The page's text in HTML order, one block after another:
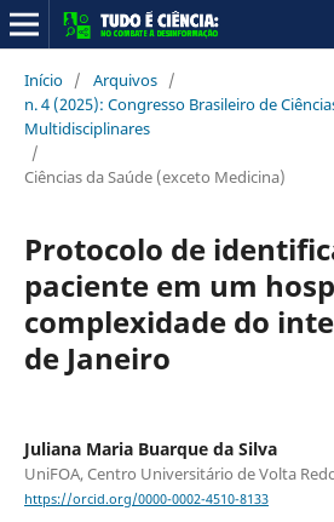
Início / Arquivos /
n. 4 (2025): Congresso Brasileiro de
Multidisciplinares
/
Ciências da Saúde (exceto Medicina)
Protocolo de
paciente em um
complexidade do
de Janeiro
Juliana Maria Buarque da Silva
UniFOA, Centro Universitário de Volta
https://orcid.org/0000-0002-4510-8133